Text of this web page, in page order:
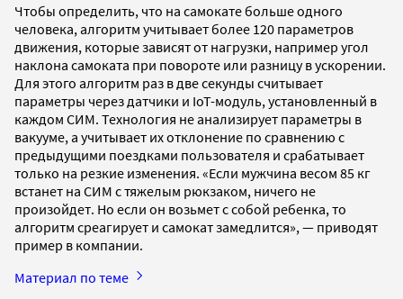
Чтобы определить, что на самокате больше одного
человека, алгоритм учитывает более 120 параметров
движения, которые зависят от нагрузки, например угол
наклона самоката при повороте или разницу в ускорении.
Для этого алгоритм раз в две секунды считывает
параметры через датчики и IoT-модуль, установленный в
каждом СИМ. Технология не анализирует параметры в
вакууме, а учитывает их отклонение по сравнению с
предыдущими поездками пользователя и срабатывает
только на резкие изменения. «Если мужчина весом 85 кг
встанет на СИМ с тяжелым рюкзаком, ничего не
произойдет. Но если он возьмет с собой ребенка, то
алгоритм среагирует и самокат замедлится», — приводят
пример в компании.
Материал по теме